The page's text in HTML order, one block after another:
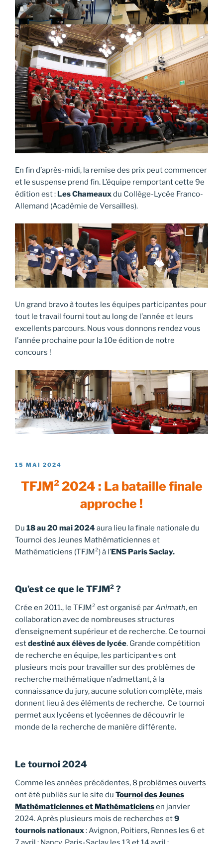
En fin d’après-midi, la remise des prix peut commencer
et le suspense prend fin. L’équipe remportant cette 9e
édition est : Les Chameauxdu Collège-Lycée Franco-
Allemand (Académie de Versailles).
Un grand bravo à toutes les équipes participantes pour
tout le travail fourni tout au long de l’année et leurs
excellents parcours. Nous vous donnons rendez vous
l’année prochaine pour la 10e édition de notre
concours !
PUBLIÉ
15 MAI 2024
TFJM² 2024 : La bataille finale
approche !
Du 18 au 20 mai 2024 aura lieu la finale nationale du
Tournoi des Jeunes Mathématiciennes et
Mathématiciens (TFJM²) à l’ENS Paris Saclay.
Qu’est ce que le TFJM² ?
Crée en 2011., le TFJM² est organisé parAnimath, en
collaboration avec de nombreuses structures
d’enseignement supérieur et de recherche. Ce tournoi
estdestiné aux élèves de lycée. Grande compétition
de recherche en équipe, les participant·e·s ont
plusieurs mois pour travailler sur des problèmes de
recherche mathématique n’admettant, à la
connaissance du jury, aucune solution complète, mais
donnent lieu à des éléments de recherche. Ce tournoi
permet aux lycéens et lycéennes de découvrir le
monde de la recherche de manière différente.
Le tournoi 2024
Comme les années précédentes, 8 problèmes ouverts
ont été publiés sur le site du Tournoi des Jeunes
Mathématiciennes et Mathématiciensen janvier
2024. Après plusieurs mois de recherches et9
tournois nationaux: Avignon, Poitiers, Rennes les 6 et